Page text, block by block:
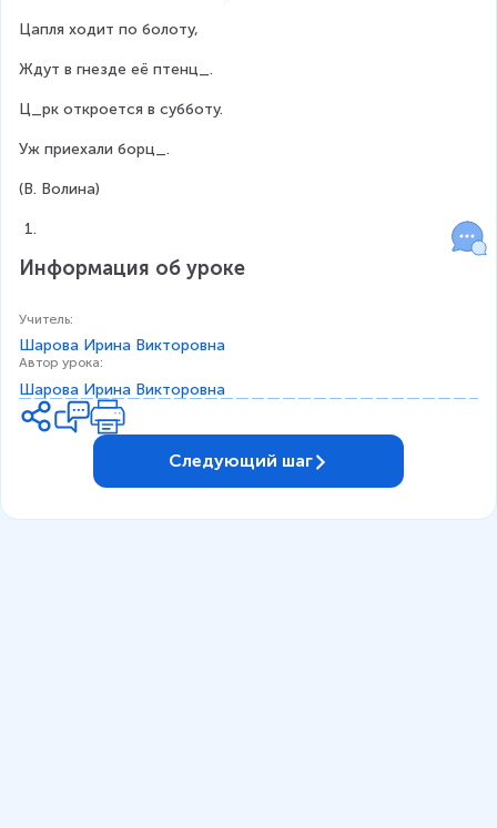
Цапля ходит по болоту,
Ждут в гнезде её птенц_.
Ц_рк откроется в субботу.
Уж приехали борц_.
(В. Волина)
Информация об уроке
Учитель:
Шарова Ирина Викторовна
Автор урока:
Шарова Ирина Викторовна
Следующий шаг